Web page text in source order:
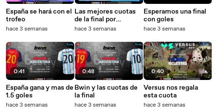
España se hará con el
trofeo
hace 3 semanas
0:41
España gana y mas de
1.5 goles
hace 3 semanas
Las mejores cuotas
de la final por
Sportium
hace 3 semanas
0:48
Bwin y las cuotas de
la final
hace 3 semanas
Esperamos una final
con goles
hace 3 semanas
0:40
Versus nos regala
esta cuota
hace 3 semanas